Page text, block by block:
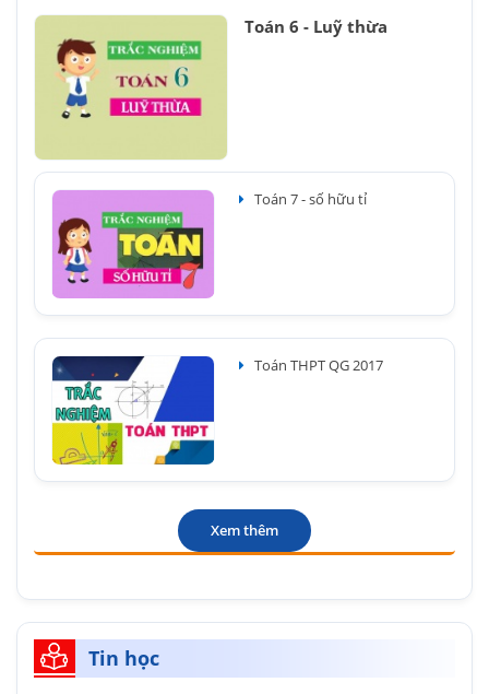
Toán 6 - Luỹ thừa
Toán 7 - số hữu tỉ
Toán THPT QG 2017
Xem thêm
Tin học